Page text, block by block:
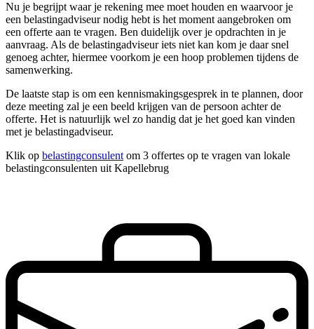
Nu je begrijpt waar je rekening mee moet houden en waarvoor je
een belastingadviseur nodig hebt is het moment aangebroken om
een offerte aan te vragen. Ben duidelijk over je opdrachten in je
aanvraag. Als de belastingadviseur iets niet kan kom je daar snel
genoeg achter, hiermee voorkom je een hoop problemen tijdens de
samenwerking.
De laatste stap is om een kennismakingsgesprek in te plannen, door
deze meeting zal je een beeld krijgen van de persoon achter de
offerte. Het is natuurlijk wel zo handig dat je het goed kan vinden
met je belastingadviseur.
Klik op belastingconsulent om 3 offertes op te vragen van lokale
belastingconsulenten uit Kapellebrug